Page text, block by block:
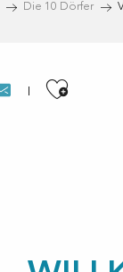
Die 10 Dörfer